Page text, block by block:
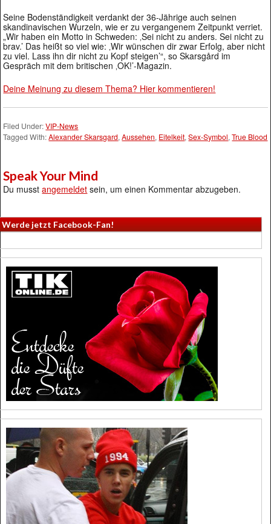
Seine Bodenständigkeit verdankt der 36-Jährige auch seinen
skandinavischen Wurzeln, wie er zu vergangenem Zeitpunkt verriet.
„Wir haben ein Motto in Schweden: ‚Sei nicht zu anders. Sei nicht zu
brav.’ Das heißt so viel wie: ‚Wir wünschen dir zwar Erfolg, aber nicht
zu viel. Lass ihn dir nicht zu Kopf steigen’“, so Skarsgård im
Gespräch mit dem britischen ‚OK!’-Magazin.
Deine Meinung zu diesem Thema? Hier kommentieren!
Filed Under:VIP-News
Tagged With:Alexander Skarsgard,Aussehen, Eitelkeit,Sex-Symbol,True Blood
Speak Your Mind
Du musstangemeldet sein, um einen Kommentar abzugeben.
Werde jetzt Facebook-Fan!